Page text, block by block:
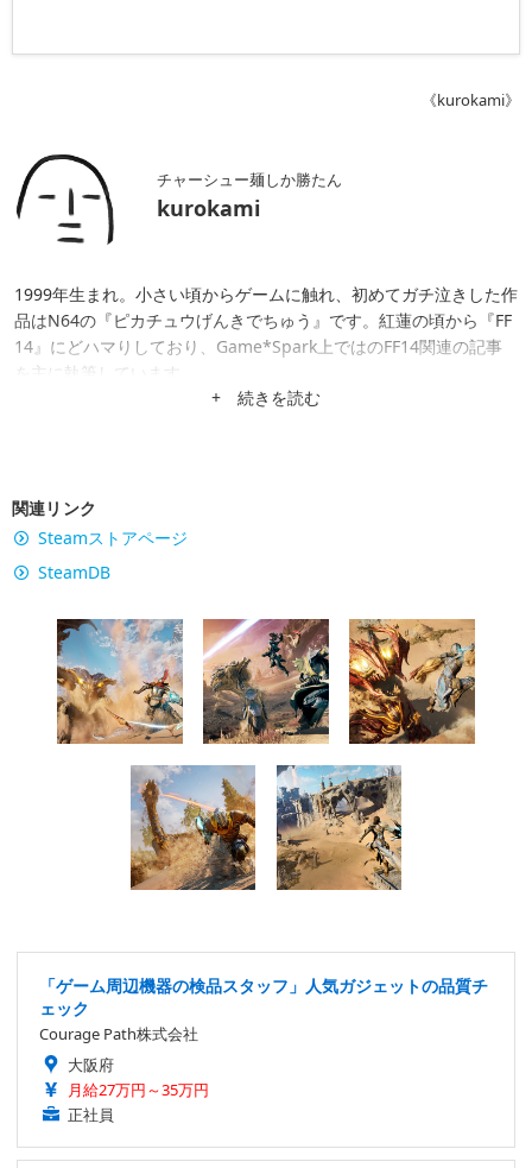
《kurokami》
チャーシュー麺しか勝たん
kurokami
1999年生まれ。小さい頃からゲームに触れ、初めてガチ泣きした作
品はN64の『ピカチュウげんきでちゅう』です。紅蓮の頃から『FF
14』にどハマりしており、Game*Spark上ではのFF14関連の記事
を主に執筆しています。
+ 続きを読む
関連リンク
Steamストアページ
SteamDB
「ゲーム周辺機器の検品スタッフ」人気ガジェットの品質チ
ェック
Courage Path株式会社
大阪府
月給27万円～35万円
正社員